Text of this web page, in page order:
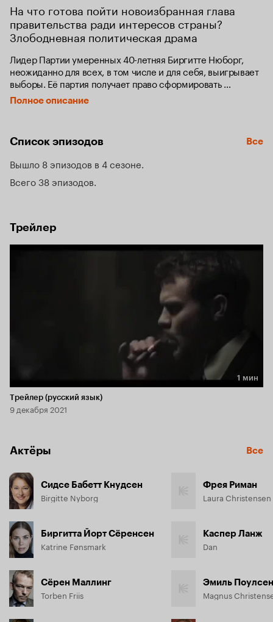
На что готова пойти новоизбранная глава
правительства ради интересов страны?
Злободневная политическая драма
Лидер Партии умеренных 40-летняя Биргитте Нюборг,
неожиданно для всех, в том числе и для себя, выигрывает
выборы. Её партия получает право сформировать
Правительство, а сама Биргитте должна стать Премьер-
министром.
Полное описание
Список эпизодов Все
Вышло 8 эпизодов в 4 сезоне
Всего 38 эпизодов
Трейлер
Длительность 1 мин
1 мин
Трейлер (русский язык)
9 декабря 2021
Актёры Все
Сидсе Бабетт Кнудсен
Birgitte Nyborg
Биргитта Йорт Сёренсен
Katrine Fønsmark
Сёрен Маллинг
Torben Friis
Фрея Риман
Laura Christensen
Каспер Ланж
Dan
Эмиль
Magnus